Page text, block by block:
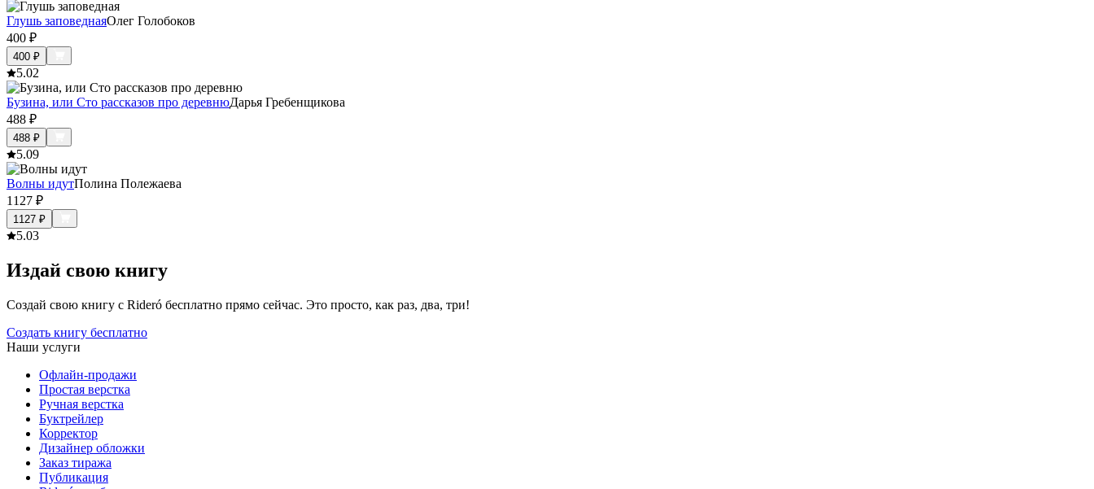
Глушь заповеднаяОлег Голобоков
400 ₽
400 ₽
5.02
Бузина, или Сто рассказов про деревнюДарья Гребенщикова
488 ₽
488 ₽
5.09
Волны идутПолина Полежаева
1127 ₽
1127 ₽
5.03
Издай свою книгу
Создай свою книгу с Rideró бесплатно прямо сейчас. Это просто, как раз, два, три!
Создать книгу бесплатно
Наши услуги
Офлайн-продажи
Простая верстка
Ручная верстка
Буктрейлер
Корректор
Дизайнер обложки
Заказ тиража
Публикация